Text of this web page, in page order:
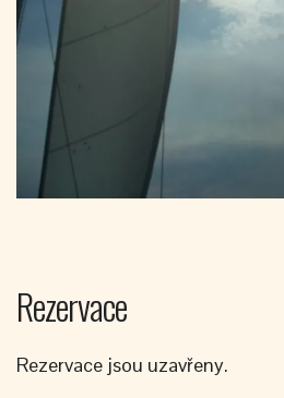
Rezervace
Rezervace jsou uzavřeny.